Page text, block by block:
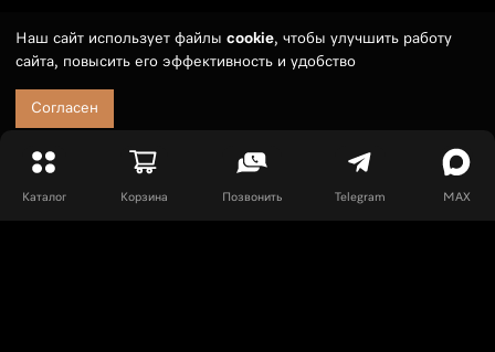
Наш сайт использует файлы cookie, чтобы улучшить работу
сайта, повысить его эффективность и удобство
Согласен
Каталог Корзина Позвонить Telegram MAX
Телефон:
7 (495) 789 19 55
Заказ можно оформить круглосуточно. Менеджер свяжется с
Покупателям
Оплата и доставка